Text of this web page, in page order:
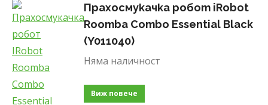
Прахосмукачка робот iRobot
Roomba Combo Essential Black
(Y011040)
Няма наличност
Виж повече